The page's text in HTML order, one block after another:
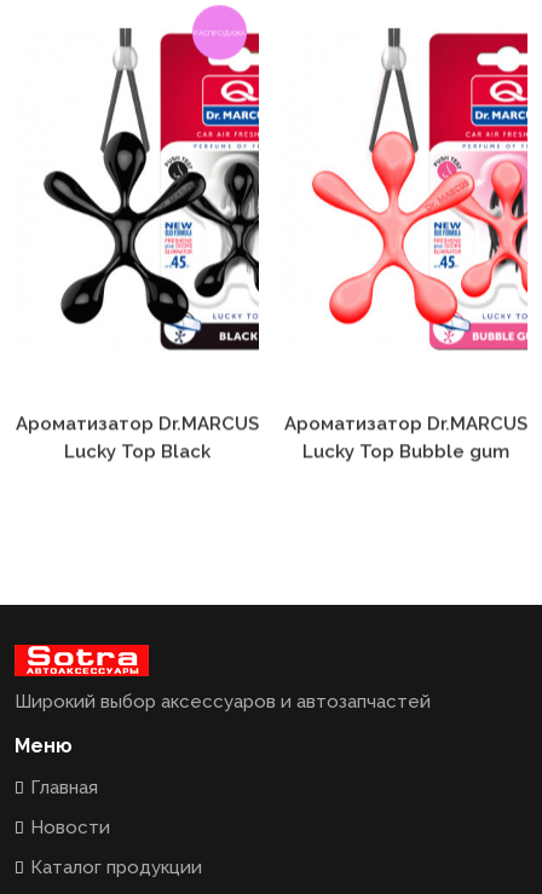
Lucky Top Black
Lucky Top Bubble gum
Широкий выбор аксессуаров и автозапчастей
Меню
Главная
Новости
Каталог продукции